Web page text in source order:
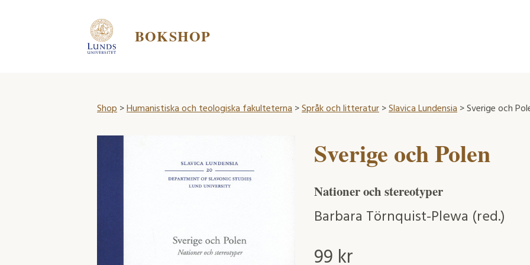
BOKSHOP
Shop>Humanistiska och teologiska fakulteterna>Språk och litteratur>Slavica Lundensia> Sverige och
Sverige och Polen
Nationer och stereotyper
Barbara Törnquist-Plewa (red.)
99 kr